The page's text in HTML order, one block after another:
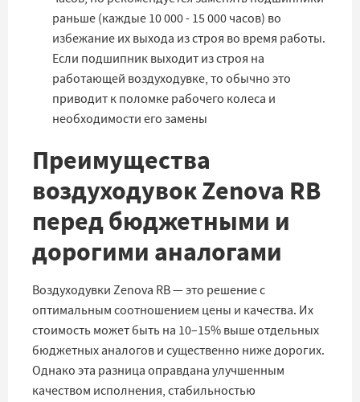
раньше (каждые 10 000 - 15 000 часов) во
избежание их выхода из строя во время работы.
Если подшипник выходит из строя на
работающей воздуходувке, то обычно это
приводит к поломке рабочего колеса и
необходимости его замены
Преимущества
воздуходувок Zenova RB
перед бюджетными и
дорогими аналогами
Воздуходувки Zenova RB — это решение с
оптимальным соотношением цены и качества. Их
стоимость может быть на 10–15% выше отдельных
бюджетных аналогов и существенно ниже дорогих.
Однако эта разница оправдана улучшенным
качеством исполнения, стабильностью